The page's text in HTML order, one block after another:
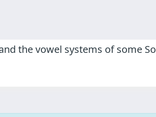
the vowel systems of some